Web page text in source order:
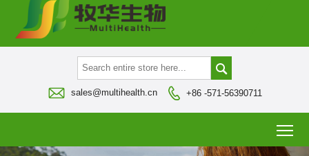

 sales@multihealth.cn  +86 -571-56390711